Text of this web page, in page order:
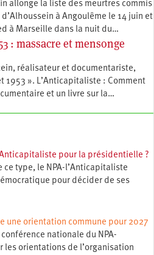
allonge la liste des meurtres commis
à Angoulême le 14 juin et
à Marseille dans la nuit du…
: massacre et mensonge
réalisateur et documentariste,
1953 ». L’Anticapitaliste : Comment
et un livre sur la…
pour la présidentielle ?
ce type, le NPA-l’Anticapitaliste
pour décider de ses
une orientation commune pour 2027
nationale du NPA-
orientations de l’organisation